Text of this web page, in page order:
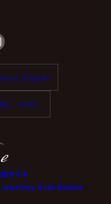
(English)
。（中文）
カミネ
Kobe Kamine